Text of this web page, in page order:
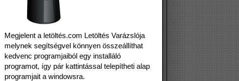
Megjelent a letöltés.com Letöltés Varázslója
melynek segítségvel könnyen összeállíthat
kedvenc programjaiból egy installáló
programot, így pár kattintással telepítheti alap
programjait a windowsra.